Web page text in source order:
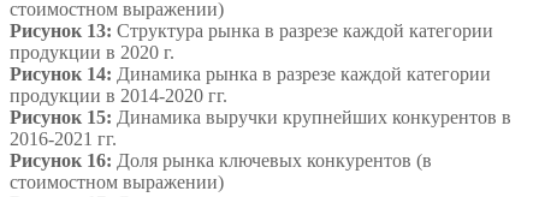
стоимостном выражении)
Рисунок 13: Структура рынка в разрезе каждой категории
продукции в 2020 г.
Рисунок 14: Динамика рынка в разрезе каждой категории
продукции в 2014-2020 гг.
Рисунок 15: Динамика выручки крупнейших конкурентов в
2016-2021 гг.
Рисунок 16: Доля рынка ключевых конкурентов (в
стоимостном выражении)